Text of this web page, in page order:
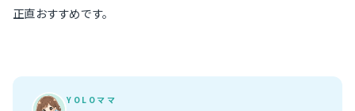
正直おすすめです。
YOLOママ